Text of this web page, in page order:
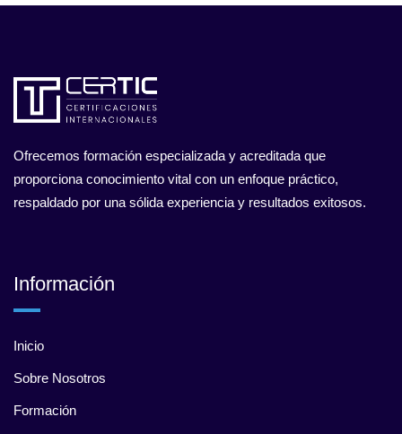
Ofrecemos formación especializada y acreditada que
proporciona conocimiento vital con un enfoque práctico,
respaldado por una sólida experiencia y resultados exitosos.
Información
Inicio
Sobre Nosotros
Formación